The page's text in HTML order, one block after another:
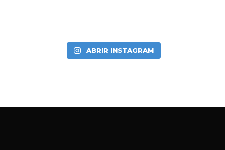
ABRIR INSTAGRAM